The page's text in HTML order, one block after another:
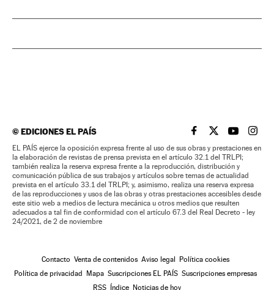
©EDICIONES EL PAÍS EL PAÍS BRASIL EN
EL PAÍSEL PAÍS
EL
EL PAÍS ejerce la oposición expresa frente al uso de sus obras y prestaciones en
la elaboración de revistas de prensa prevista en el artículo 32.1 del TRLPI;
también realiza la reserva expresa frente a la reproducción, distribución y
comunicación pública de sus trabajos y artículos sobre temas de actualidad
prevista en el artículo 33.1 del TRLPI; y, asimismo, realiza una reserva expresa
de las reproducciones y usos de las obras y otras prestaciones accesibles desde
este sitio web a medios de lectura mecánica u otros medios que resulten
adecuados a tal fin de conformidad con el artículo 67.3 del Real Decreto - ley
24/2021, de 2 de noviembre
Contacto Venta de contenidos Aviso legal Política cookies
Política de privacidad Mapa Suscripciones EL PAÍS Suscripciones empresas
RSS Índice Noticias de hoy